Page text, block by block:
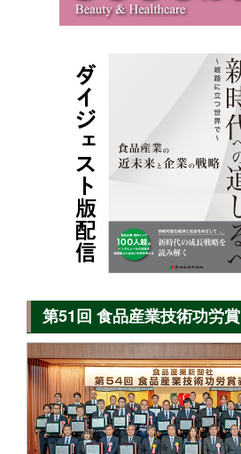
第51回 食品産業技術功労賞